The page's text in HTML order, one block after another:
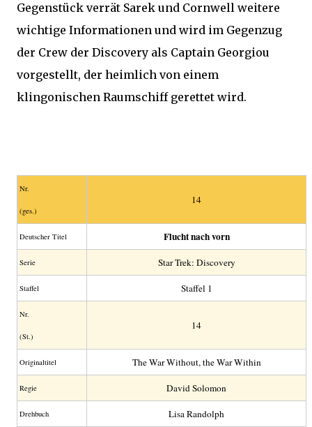
Gegenstück verrät Sarek und Cornwell weitere
wichtige Informationen und wird im Gegenzug
der Crew der Discovery als Captain Georgiou
vorgestellt, der heimlich von einem
klingonischen Raumschiff gerettet wird.
Nr.
(ges.)
14
Deutscher Titel Flucht nach vorn
Serie Star Trek: Discovery
Staffel Staffel 1
Nr.
(St.)
14
Original­titel The War Without, the War Within
Regie David Solomon
Drehbuch Lisa Randolph